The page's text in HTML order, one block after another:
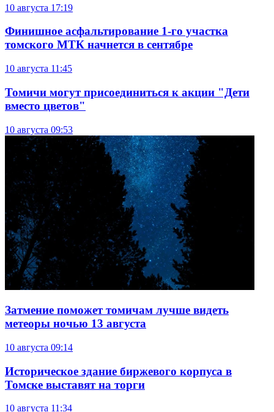
10 августа 17:19
Финишное асфальтирование 1-го участка
томского МТК начнется в сентябре
10 августа 11:45
Томичи могут присоединиться к акции "Дети
вместо цветов"
10 августа 09:53
Затмение поможет томичам лучше видеть
метеоры ночью 13 августа
10 августа 09:14
Историческое здание биржевого корпуса в
Томске выставят на торги
10 августа 11:34